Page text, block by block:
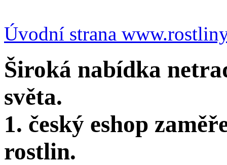
Úvodní strana
Široká nabídka
světa.
1. český eshop
rostlin.